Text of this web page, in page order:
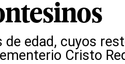
edad, cuyos
Cristo